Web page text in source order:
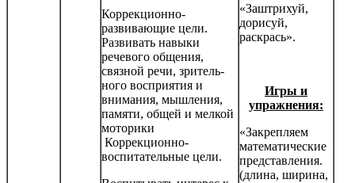
Коррекционно-
развивающие цели.
Развивать навыки
речевого общения,
связной речи, зритель­
ного восприятия и
внимания, мышления,
памяти, общей и мелкой
моторики
Коррекционно-
воспитательные цели.
«Заштрихуй,
дорисуй,
раскрась».
Игры и
упражнения:
«Закрепляем
математические
представления.
(длина, ширина,